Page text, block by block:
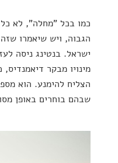
כמו בכל "מחלה", לא כל
הגבוה, ויש שיאמרו
ישראל. בנטינג ניסה
מינויו מבקר
הצליח להימנע. הוא
שבהם בוחרים באופן